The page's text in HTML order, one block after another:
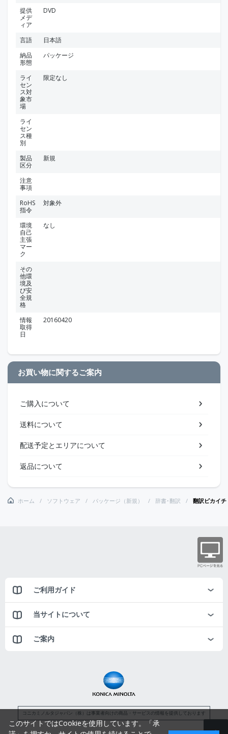
提供
メデ
ィア
DVD
言語
日本語
納品
形態
パッケージ
ライ
セン
ス対
象市
場
限定なし
ライ
セン
ス種
別
製品
区分
新規
注意
事項
RoHS
指令
対象外
環境
自己
主張
マー
ク
なし
その
他環
境及
び安
全規
格
情報
取得
日
20160420
お買い物に関するご案内
ご購入について
送料について
配送予定とエリアについて
返品について
ホーム ソフトウェア パッケージ（新規） 辞書･翻訳 翻訳ピカイ
ご利用ガイド
当サイトについて
ご案内
コニカミノルタジャパン（株）は事業者向けの商品・サービスの情報を提供しております
このサイトではCookieを使用しています。「承